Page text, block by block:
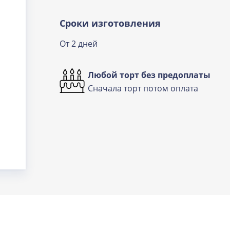
Сроки изготовления
От 2 дней
Любой торт без предоплаты
Сначала торт потом оплата